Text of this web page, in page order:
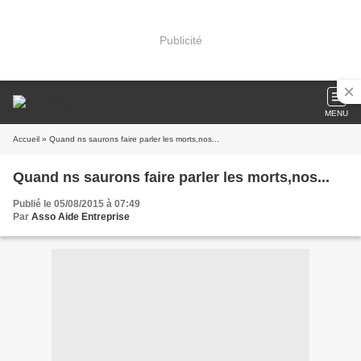
Publicité
MENU
Accueil » Quand ns saurons faire parler les morts,nos...
Quand ns saurons faire parler les morts,nos...
Publié le 05/08/2015 à 07:49
Par Asso Aide Entreprise